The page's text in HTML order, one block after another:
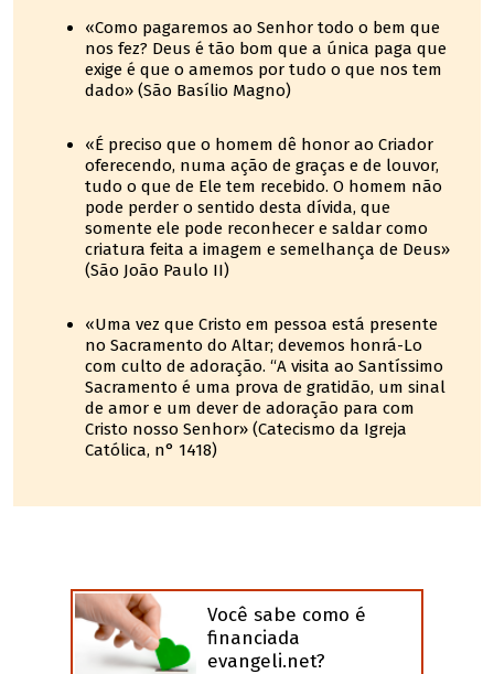
«Como pagaremos ao Senhor todo o bem que
nos fez? Deus é tão bom que a única paga que
exige é que o amemos por tudo o que nos tem
dado» (São Basílio Magno)
«É preciso que o homem dê honor ao Criador
oferecendo, numa ação de graças e de louvor,
tudo o que de Ele tem recebido. O homem não
pode perder o sentido desta dívida, que
somente ele pode reconhecer e saldar como
criatura feita a imagem e semelhança de Deus»
(São João Paulo II)
«Uma vez que Cristo em pessoa está presente
no Sacramento do Altar; devemos honrá-Lo
com culto de adoração. “A visita ao Santíssimo
Sacramento é uma prova de gratidão, um sinal
de amor e um dever de adoração para com
Cristo nosso Senhor» (Catecismo da Igreja
Católica, n° 1418)
Você sabe como é
financiada
evangeli.net?